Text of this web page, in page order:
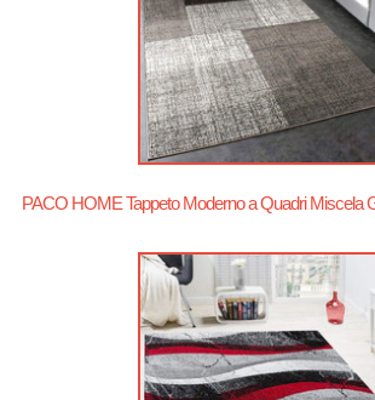
PACO HOME Tappeto Moderno a Quadri Miscela